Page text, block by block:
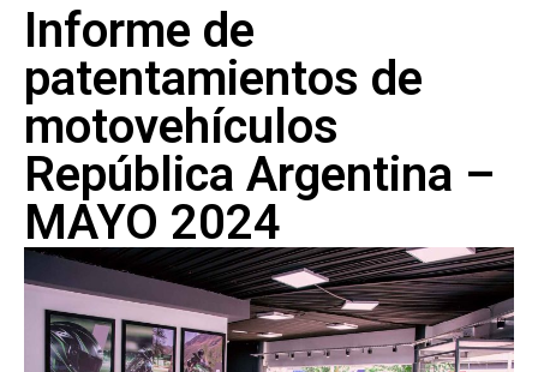
Informe de
patentamientos de
motovehículos
República Argentina –
MAYO 2024